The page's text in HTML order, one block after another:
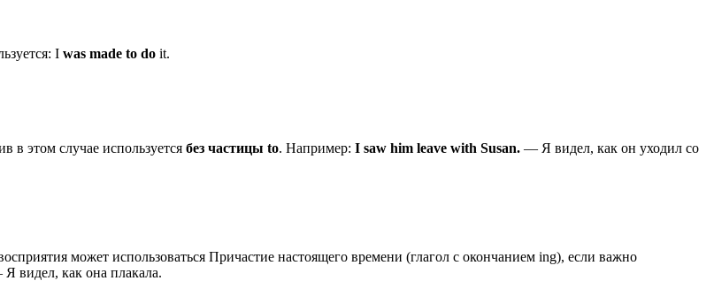
I was made to do it.
в этом случае используется без частицы to. Например: I saw him leave with Susan. — Я видел, как он уходил со
может использоваться Причастие настоящего времени (глагол с окончанием ing), если важно
видел, как она плакала.